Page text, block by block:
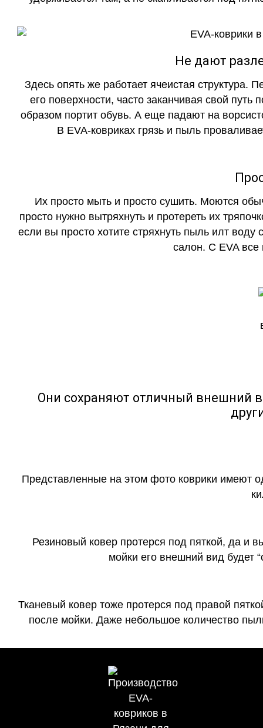
Не дают
Здесь опять же работает ячеистая структура.
его поверхности, часто заканчивая свой
образом портит обувь. А еще падают на
В EVA-ковриках грязь и пыль
Их просто мыть и просто сушить. Моются
просто нужно вытряхнуть и протереть их
если вы просто хотите стряхнуть пыль илт воду
салон. С EVA все
Они сохраняют отличный внешний
Представленные на этом фото коврики имеют
Резиновый ковер протерся под пяткой, да и
мойки его внешний вид будет
Тканевый ковер тоже протерся под правой
после мойки. Даже небольшое количество